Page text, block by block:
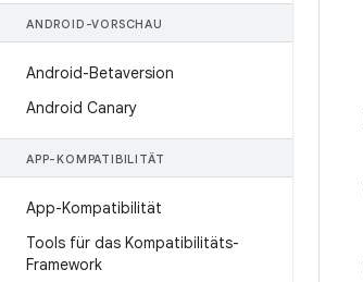
ANDROID-VORSCHAU
Android-Betaversion
Android Canary
APP-KOMPATIBILITÄT
App-Kompatibilität
Tools für das Kompatibilitäts-
Framework